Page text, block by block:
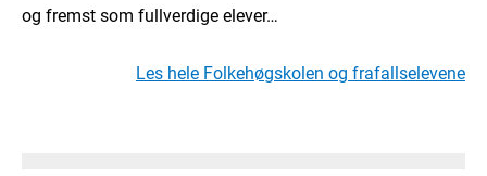
og fremst som fullverdige elever…
Les hele Folkehøgskolen og frafallselevene